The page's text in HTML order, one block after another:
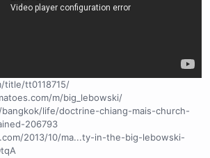
title/tt0118715/
m/big_lebowski/
life/doctrine-chiang-mais-church-
206793
2013/10/ma...ty-in-the-big-lebowski-